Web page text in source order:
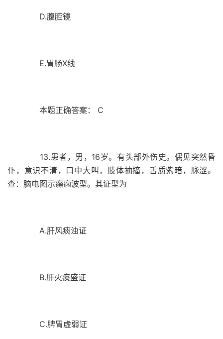
D.腹腔镜
E.胃肠X线
本题正确答案： C
13.患者，男，16岁。有头部外伤史。偶见突然昏
仆，意识不清，口中大叫，肢体抽搐，舌质紫暗，脉涩。
查：脑电图示癫痫波型。其证型为
A.肝风痰浊证
B.肝火痰盛证
C.脾胃虚弱证